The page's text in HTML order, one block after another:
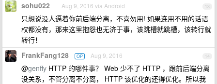
13
sohu022 Aug 9, 2016 via Android
只想说没人逼着你前后端分离，不喜勿用! 如果连用不用的话语
权都没有，那来这里抱怨也无济于事，该跳槽就跳槽，该转行就
转行！
14
FrankFang128 OP Aug 9, 2016
@genffy HTTP 的哪件事？ Web 少不了 HTTP ，跟前后端分离
没关系，不管分离不分离， HTTP 该优化的还得优化。所以我